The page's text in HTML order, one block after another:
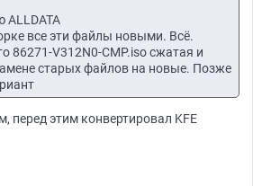
ALLDATA
все эти файлы новыми. Всё.
86271-V312N0-CMP.iso сжатая и
старых файлов на новые. Позже
перед этим конвертировал KFE